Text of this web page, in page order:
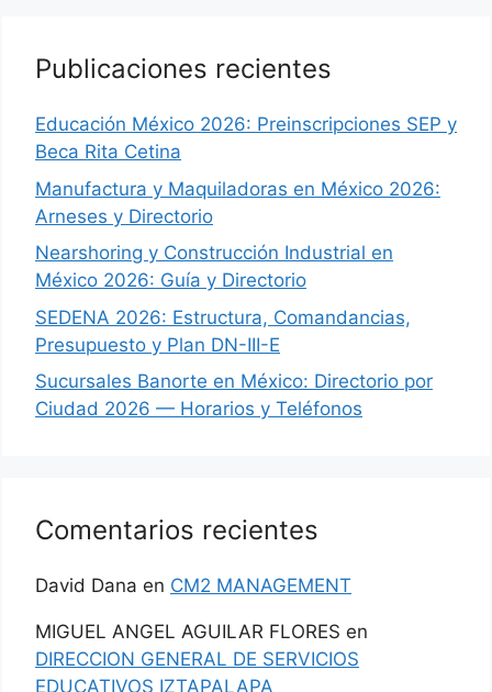
Publicaciones recientes
Educación México 2026: Preinscripciones SEP y
Beca Rita Cetina
Manufactura y Maquiladoras en México 2026:
Arneses y Directorio
Nearshoring y Construcción Industrial en
México 2026: Guía y Directorio
SEDENA 2026: Estructura, Comandancias,
Presupuesto y Plan DN-III-E
Sucursales Banorte en México: Directorio por
Ciudad 2026 — Horarios y Teléfonos
Comentarios recientes
David Dana en CM2 MANAGEMENT
MIGUEL ANGEL AGUILAR FLORES en
DIRECCION GENERAL DE SERVICIOS
EDUCATIVOS IZTAPALAPA